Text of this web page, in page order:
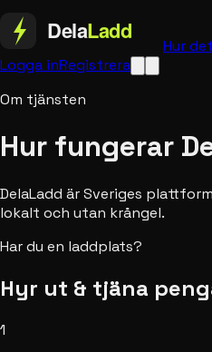
Hur
Logga inRegistrera
Om tjänsten
Hur fungerar
DelaLadd är Sveriges
lokalt och utan krångel.
Har du en laddplats?
Hyr ut & tjäna
1